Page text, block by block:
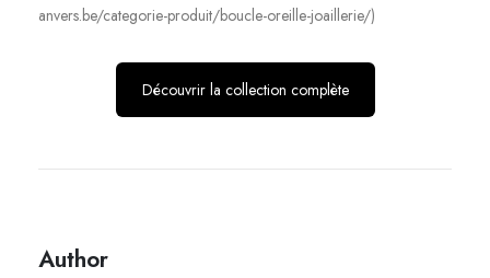
anvers.be/categorie-produit/boucle-oreille-joaillerie/)
Découvrir la collection complète
Author